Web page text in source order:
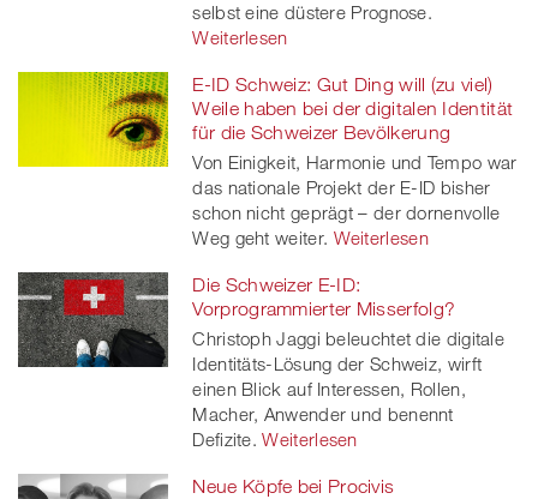
selbst eine düstere Prognose.
Weiterlesen
E-ID Schweiz: Gut Ding will (zu viel)
Weile haben bei der digitalen Identität
für die Schweizer Bevölkerung
Von Einigkeit, Harmonie und Tempo war
das nationale Projekt der E-ID bisher
schon nicht geprägt – der dornenvolle
Weg geht weiter. Weiterlesen
Die Schweizer E-ID:
Vorprogrammierter Misserfolg?
Christoph Jaggi beleuchtet die digitale
Identitäts-Lösung der Schweiz, wirft
einen Blick auf Interessen, Rollen,
Macher, Anwender und benennt
Defizite. Weiterlesen
Neue Köpfe bei Procivis